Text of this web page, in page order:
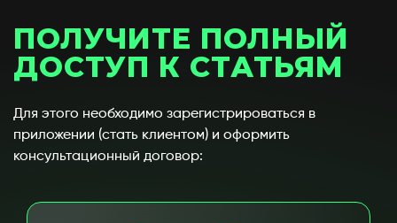
ПОЛУЧИТЕ ПОЛНЫЙ
ДОСТУП К СТАТЬЯМ
Для этого необходимо зарегистрироваться в
приложении (стать клиентом) и оформить
консультационный договор: